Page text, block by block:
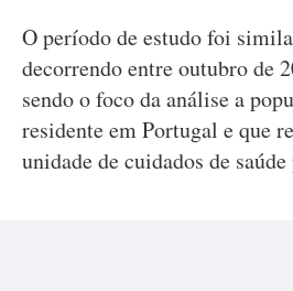
O período de estudo foi
decorrendo entre outubro de
sendo o foco da análise a
residente em Portugal e que
unidade de cuidados de